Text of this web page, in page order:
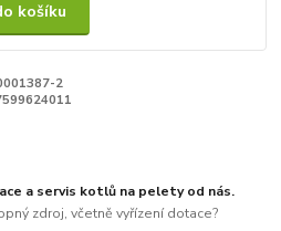
košíku
2
a servis kotlů na pelety od nás.
zdroj, včetně vyřízení dotace?